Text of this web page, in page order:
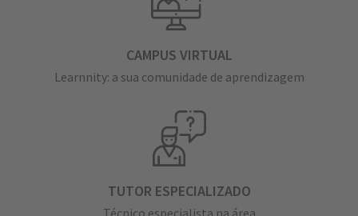
CAMPUS VIRTUAL
Learnnity: a sua comunidade de aprendizagem
TUTOR ESPECIALIZADO
Técnico especialista na área